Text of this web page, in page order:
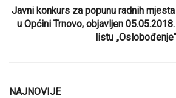
Javni konkurs za popunu radnih
u Općini Trnovo, objavljen
listu „Oslobođenje“
NAJNOVIJE